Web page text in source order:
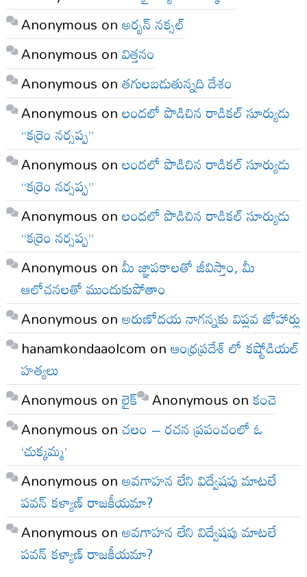
Anonymous onఅర్బన్ నక్సల్
Anonymous onవిత్తనం
Anonymous onతగులబడుతున్నది దేశం
Anonymous onలందలో పొడిచిన రాడికల్ సూర్యుడు
“కర్రెం నర్సప్ప”
Anonymous onలందలో పొడిచిన రాడికల్ సూర్యుడు
“కర్రెం నర్సప్ప”
Anonymous onలందలో పొడిచిన రాడికల్ సూర్యుడు
“కర్రెం నర్సప్ప”
Anonymous onమీ జ్ఞాపకాలతో జీవిస్తాం, మీ
ఆలోచనలతో ముందుకుపోతాం
Anonymous onఅరుణోదయ నాగన్నకు విప్లవ జోహార్లు
hanamkondaaolcom onఆంధ్రప్రదేశ్ లో కష్టోడియల్
హత్యలు
Anonymous onలైక్ Anonymous onకంచె
Anonymous onచలం – రచన ప్రపంచంలో ఓ
‘చుక్కమ్మ’
Anonymous onఅవగాహన లేని విద్వేషపు మాటలే
పవన్ కళ్యాణ్ రాజకీయమా?
Anonymous onఅవగాహన లేని విద్వేషపు మాటలే
పవన్ కళ్యాణ్ రాజకీయమా?